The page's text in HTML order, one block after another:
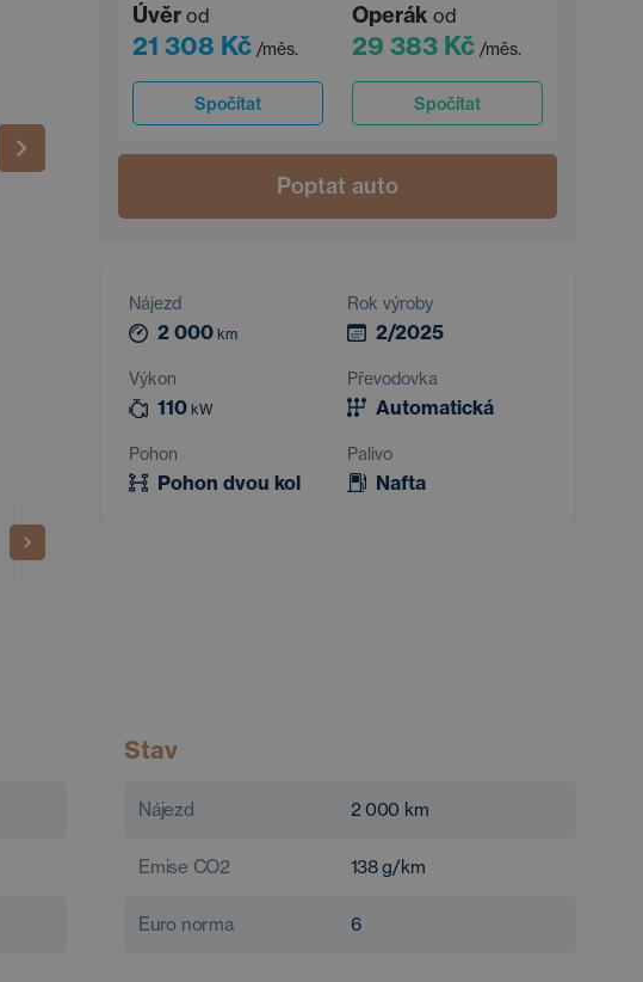
Úvěr od
21 308 Kč /měs.
Spočítat
Operák od
29 383 Kč /měs.
Spočítat
Poptat auto
Nájezd
2 000 km
Rok výroby
2/2025
Výkon
110 kW
Převodovka
Automatická
Pohon
Pohon dvou kol
Palivo
Nafta
Stav
Nájezd 2 000 km
Emise CO2 138g/km
Euro norma 6